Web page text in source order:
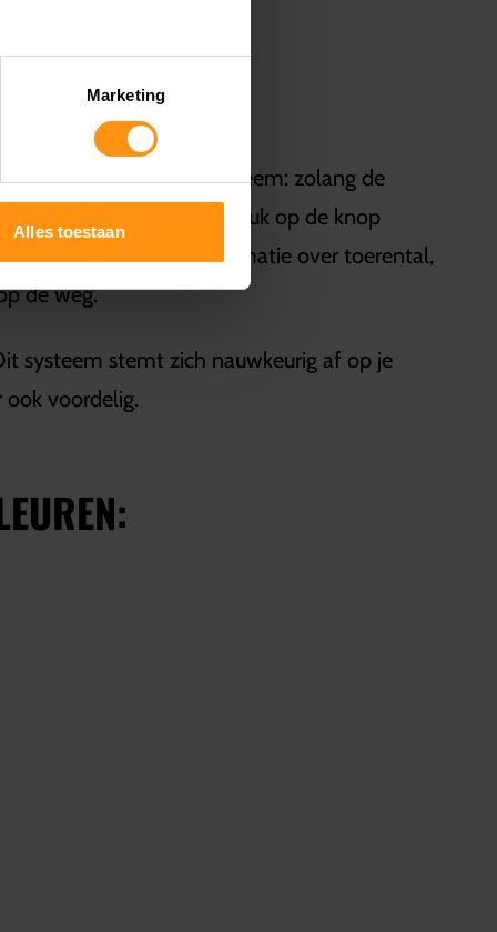
Marketing
Alles toestaan
het keyless start systeem: zolang de
voor dat je met één druk op de knop
LCD-display met informatie over toerental,
de weg.
systeem stemt zich nauwkeurig af op je
voordelig.